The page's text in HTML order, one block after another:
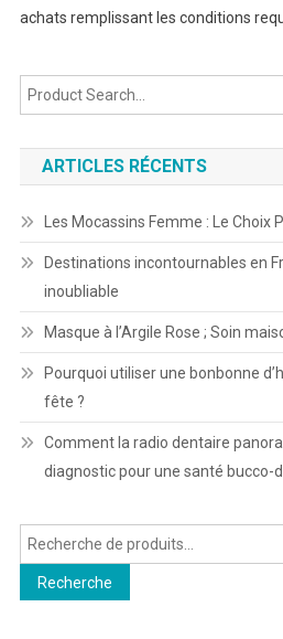
achats remplissant les conditions
ARTICLES RÉCENTS
Les Mocassins Femme : Le Choix
Destinations incontournables en
inoubliable
Masque à l’Argile Rose ; Soin
Pourquoi utiliser une bonbonne
fête ?
Comment la radio dentaire
diagnostic pour une santé bucco-
Recherche
pour :
Recherche